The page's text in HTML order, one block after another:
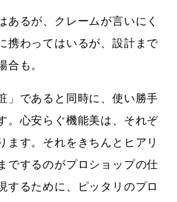
あるが、クレームが言いにく
携わってはいるが、設計まで
合も。
」であると同時に、使い勝手
。心安らぐ機能美は、それぞ
ます。それをきちんとヒアリ
でするのがプロショップの仕
するために、ピッタリのプロ